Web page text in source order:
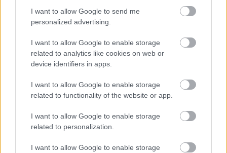
I want to allow Google to send me
personalized advertising.
I want to allow Google to enable storage
related to analytics like cookies on web or
device identifiers in apps.
I want to allow Google to enable storage
related to functionality of the website or app.
I want to allow Google to enable storage
related to personalization.
I want to allow Google to enable storage
formálisak, hanem olyanok, amelyeknek célja elérni
a tétellel való egyetértést. Az érvelés mindig
értékrendjéhez igazodik. A 6. fejezetben (Az
argumentatív technikák) vázolja fel Perelman az
érvek rendszerét. Összekapcsoló (asszociatív) és
szétválasztó (disszociatív) érveket különböztet meg.
Az asszociatív érvelésben átvisszük a premisszákkal
való egyetértést a konklúzióra, a disszociatív
érvelésben szétválasztjuk az elemeket. Az asszociatív
érvelésben vannak kvázilogikai érvek, a valóság
szerkezetén alapuló érvek és a valóság szerkezetét
megalapozó érvek.